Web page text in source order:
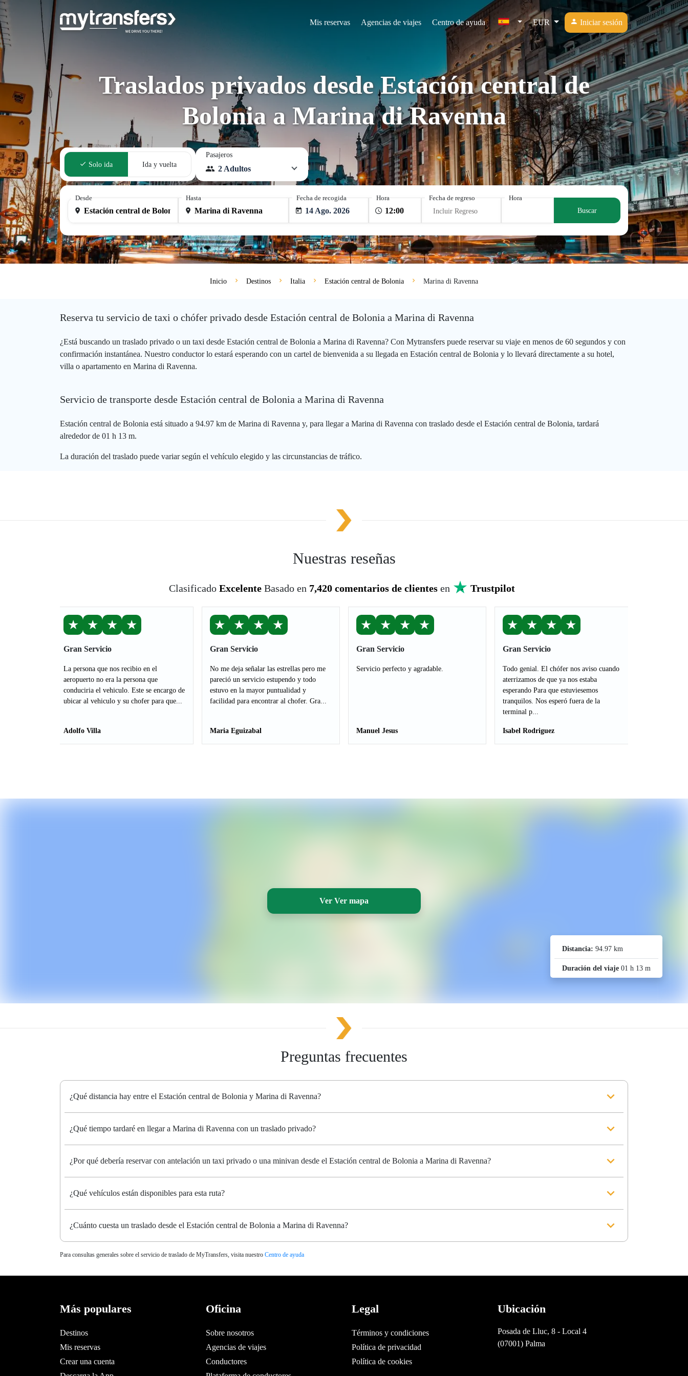
Mis reservas Agencias de viajes Centro de ayuda EUR Iniciar sesión
Traslados privados desde Estación central de
Bolonia a Marina di Ravenna
Solo ida Ida y vuelta
Pasajeros
2 Adultos
Desde Hasta Fecha de recogida
14 Ago. 2026
Hora
Fecha de regreso
Incluir Regreso
Hora
Buscar
Inicio Destinos Italia Estación central de Bolonia Marina di Ravenna
Reserva tu servicio de taxi o chófer privado desde Estación central de Bolonia a Marina di Ravenna
¿Está buscando un traslado privado o un taxi desde Estación central de Bolonia a Marina di Ravenna? Con Mytransfers puede reservar su viaje en menos de 60 segundos y con
confirmación instantánea. Nuestro conductor lo estará esperando con un cartel de bienvenida a su llegada en Estación central de Bolonia y lo llevará directamente a su hotel,
villa o apartamento en Marina di Ravenna.
Servicio de transporte desde Estación central de Bolonia a Marina di Ravenna
Estación central de Bolonia está situado a 94.97 km de Marina di Ravenna y, para llegar a Marina di Ravenna con traslado desde el Estación central de Bolonia, tardará
alrededor de 01 h 13 m.
La duración del traslado puede variar según el vehículo elegido y las circunstancias de tráfico.
Nuestras reseñas
Clasificado Excelente Basado en 7,420 comentarios de clientes en Trustpilot
★ ★ ★ ★
Gran Servicio
La persona que nos recibio en el
aeropuerto no era la persona que
conduciria el vehiculo. Este se encargo de
ubicar al vehiculo y su chofer para que...
Adolfo Villa
★ ★ ★ ★
Gran Servicio
No me deja señalar las estrellas pero me
pareció un servicio estupendo y todo
estuvo en la mayor puntualidad y
facilidad para encontrar al chofer. Gra...
Maria Eguizabal
★ ★ ★ ★
Gran Servicio
Servicio perfecto y agradable.
Manuel Jesus
★ ★ ★ ★
Gran Servicio
Todo genial. El chófer nos aviso cuando
aterrizamos de que ya nos estaba
esperando Para que estuviesemos
tranquilos. Nos esperó fuera de la
terminal p...
Isabel Rodriguez
Ver Ver mapa
Distancia: 94.97 km
Duración del viaje 01 h 13 m
Preguntas frecuentes
¿Qué distancia hay entre el Estación central de Bolonia y Marina di Ravenna?
¿Qué tiempo tardaré en llegar a Marina di Ravenna con un traslado privado?
¿Por qué debería reservar con antelación un taxi privado o una minivan desde el Estación central de Bolonia a Marina di Ravenna?
¿Qué vehículos están disponibles para esta ruta?
¿Cuánto cuesta un traslado desde el Estación central de Bolonia a Marina di Ravenna?
Para consultas generales sobre el servicio de traslado de MyTransfers, visita nuestro Centro de ayuda
Más populares
Destinos
Mis reservas
Crear una cuenta
Oficina
Sobre nosotros
Agencias de viajes
Conductores
Legal
Términos y condiciones
Política de privacidad
Política de cookies
Ubicación
Posada de Lluc, 8 - Local 4
(07001) Palma